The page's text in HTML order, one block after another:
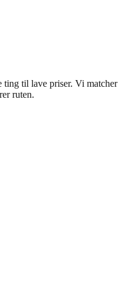
ting til lave priser. Vi matcher
ruten.